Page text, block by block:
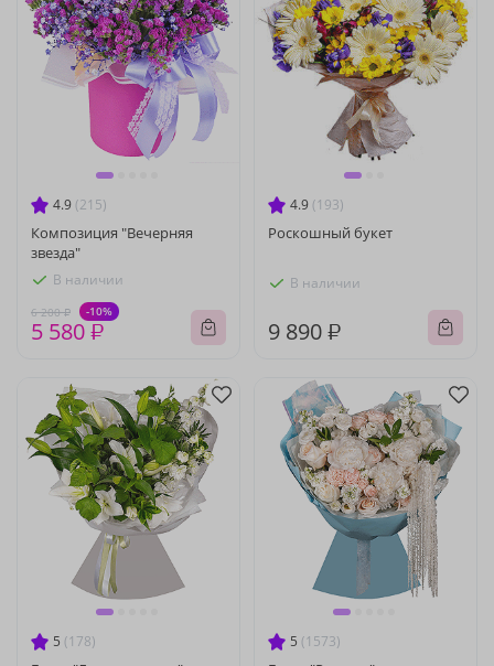
4.9 (215)
Композиция "Вечерняя
звезда"
В наличии
6 200 ₽ -10%
5 580 ₽
4.9 (193)
Роскошный букет
В наличии
9 890 ₽
5 (178) 5 (1573)